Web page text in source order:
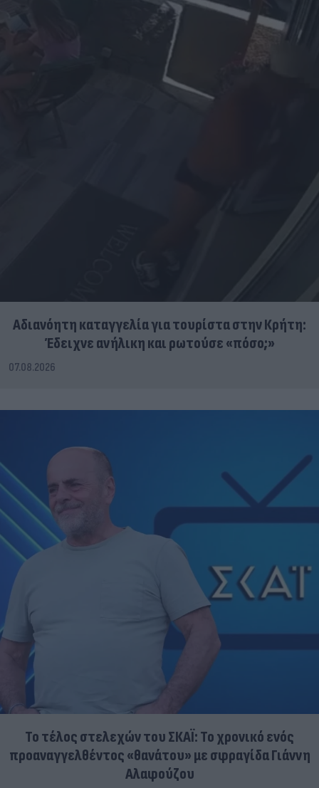
Αδιανόητη καταγγελία για τουρίστα στην Κρήτη:
Έδειχνε ανήλικη και ρωτούσε «πόσο;»
07.08.2026
Το τέλος στελεχών του ΣΚΑΪ: Το χρονικό ενός
προαναγγελθέντος «θανάτου» με σφραγίδα Γιάννη
Αλαφούζου